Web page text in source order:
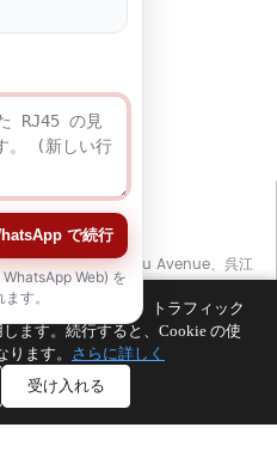
有
No. 11666 East Taihu Avenue、呉江
5578
エンスを向上させ、トラフィック
ます。続行すると、Cookie の使
ます。 さらに詳しく
受け入れる
で続行
Web) を
す。